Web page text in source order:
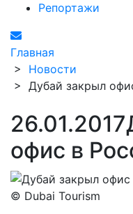
Репортажи
Главная
> Новости
> Дубай закрыл
26.01.2017
офис в
© Dubai Tourism